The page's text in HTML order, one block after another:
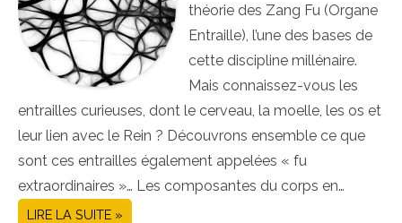
théorie des Zang Fu (Organe
Entraille), l’une des bases de
cette discipline millénaire.
Mais connaissez-vous les
entrailles curieuses, dont le cerveau, la moelle, les os et
leur lien avec le Rein ? Découvrons ensemble ce que
sont ces entrailles également appelées « fu
extraordinaires »… Les composantes du corps en…
LIRE LA SUITE »